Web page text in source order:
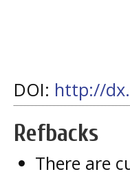
DOI: http://
Refbacks
There are